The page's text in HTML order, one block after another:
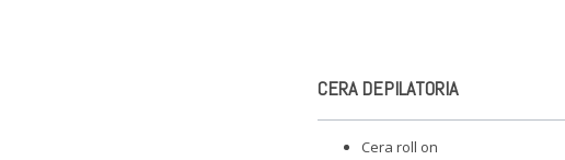
CERA DEPILATORIA
Cera roll on